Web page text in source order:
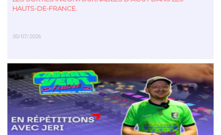
HAUTS-DE-FRANCE.
30/07/2026
EN SAVOIR PLUS